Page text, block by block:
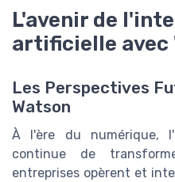
L'avenir de
artificielle avec
Les Perspectives
Watson
À l'ère du numérique,
continue de
entreprises opèrent et